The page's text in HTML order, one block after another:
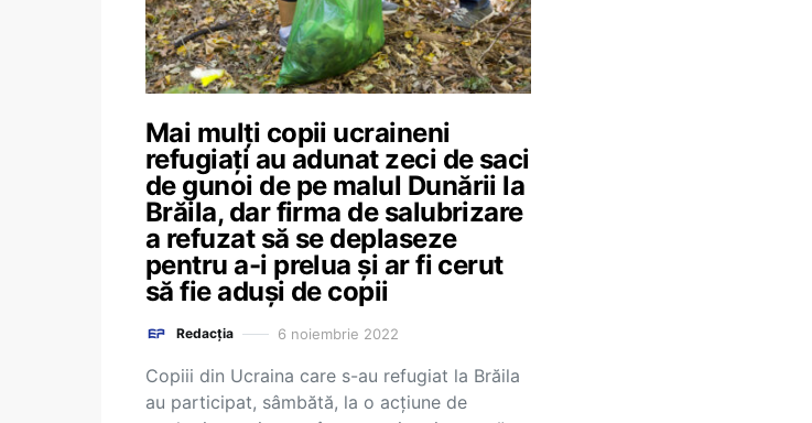
Mai mulți copii ucraineni
refugiați au adunat zeci de saci
de gunoi de pe malul Dunării la
Brăila, dar firma de salubrizare
a refuzat să se deplaseze
pentru a-i prelua și ar fi cerut
să fie aduși de copii
Redacția 6 noiembrie 2022
Copiii din Ucraina care s-au refugiat la Brăila
au participat, sâmbătă, la o acțiune de